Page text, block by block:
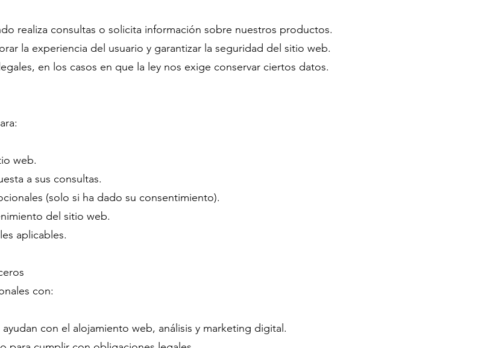
realiza consultas o solicita información sobre nuestros productos.
la experiencia del usuario y garantizar la seguridad del sitio web.
en los casos en que la ley nos exige conservar ciertos datos.
web.
a sus consultas.
(solo si ha dado su consentimiento).
del sitio web.
aplicables.
con:
con el alojamiento web, análisis y marketing digital.